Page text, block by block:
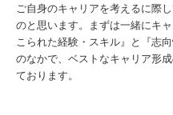
ご自身のキャリアを考えるに際
のと思います。まずは一緒にキ
こられた経験・スキル』と『志
のなかで、ベストなキャリア形
ております。